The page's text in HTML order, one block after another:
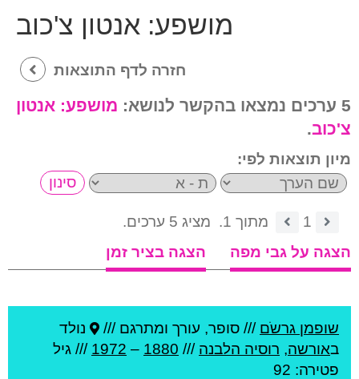
מושפע: אנטון צ'כוב
חזרה לדף התוצאות
5 ערכים נמצאו בהקשר לנושא: מושפע: אנטון
צ'כוב.
מיון תוצאות לפי:
1 מתוך 1.
מציג 5 ערכים.
הצגה על גבי מפה
הצגה בציר זמן
שופמן גרשֹם /// סופר, עורך ומתרגם ///
נולד
באורשה, רוסיה הלבנה ///
1880
–
1972 /// גיל
פטירה: 92